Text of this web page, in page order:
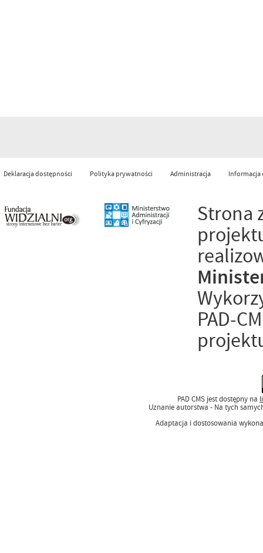
Deklaracja dostępności Polityka prywatności Administracja Informacja
Strona
PAD-
PAD CMS jest dostępny na
Uznanie autorstwa - Na tych
Adaptacja i dostosowania